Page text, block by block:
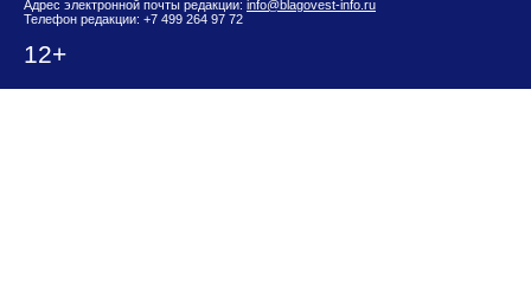
Адрес электронной почты редакции: info@blagovest-info.ru
Телефон редакции: +7 499 264 97 72
12+